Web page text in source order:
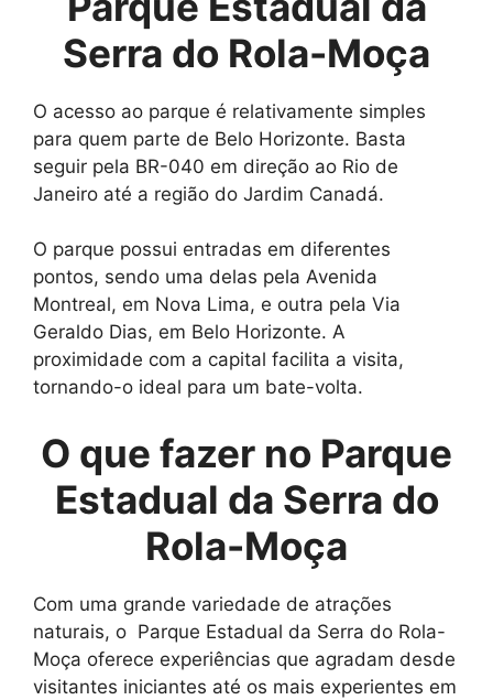
Serra do Rola-Moça
O acesso ao parque é relativamente simples
para quem parte de Belo Horizonte. Basta
seguir pela BR-040 em direção ao Rio de
Janeiro até a região do Jardim Canadá.
O parque possui entradas em diferentes
pontos, sendo uma delas pela Avenida
Montreal, em Nova Lima, e outra pela Via
Geraldo Dias, em Belo Horizonte. A
proximidade com a capital facilita a visita,
tornando-o ideal para um bate-volta.
O que fazer no Parque
Estadual da Serra do
Rola-Moça
Com uma grande variedade de atrações
naturais, o Parque Estadual da Serra do Rola-
Moça oferece experiências que agradam desde
visitantes iniciantes até os mais experientes em